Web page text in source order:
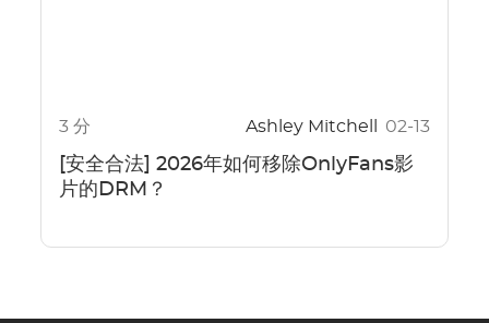
3 分 Ashley Mitchell 02-13
[安全合法] 2026年如何移除OnlyFans影
片的DRM？